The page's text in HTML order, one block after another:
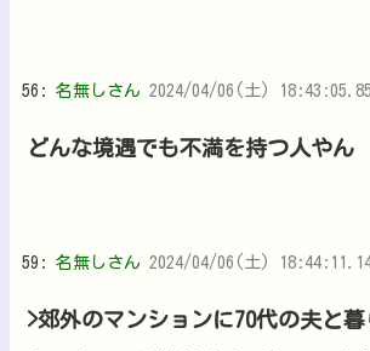
56: 名無しさん 2024/04/06(土) 18:43:05.85
どんな境遇でも不満を持つ人やん
59: 名無しさん 2024/04/06(土)
>郊外のマンションに70代の夫と